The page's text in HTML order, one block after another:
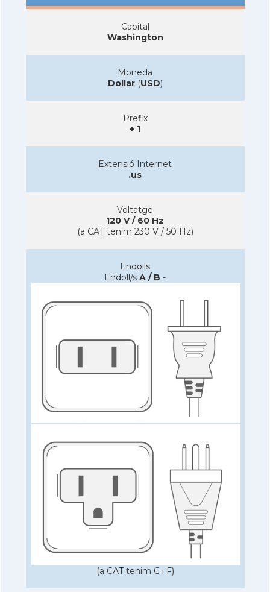
Capital
Washington
Moneda
Dollar(USD)
Prefix
+ 1
Extensió Internet
.us
Voltatge
120 V / 60 Hz
(a CAT tenim 230 V / 50 Hz)
Endolls
Endoll/s A / B -
(a CAT tenim C i F)